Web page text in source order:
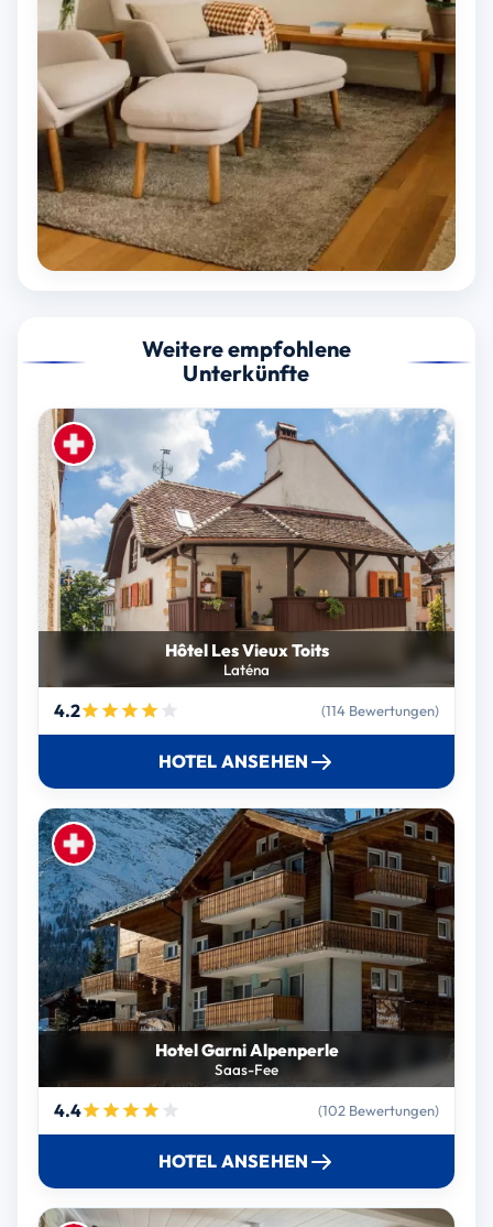
Weitere empfohlene
Unterkünfte
Hôtel Les Vieux Toits
Laténa
4.2 (114 Bewertungen)
HOTEL ANSEHEN
Hotel Garni Alpenperle
Saas-Fee
4.4 (102 Bewertungen)
HOTEL ANSEHEN